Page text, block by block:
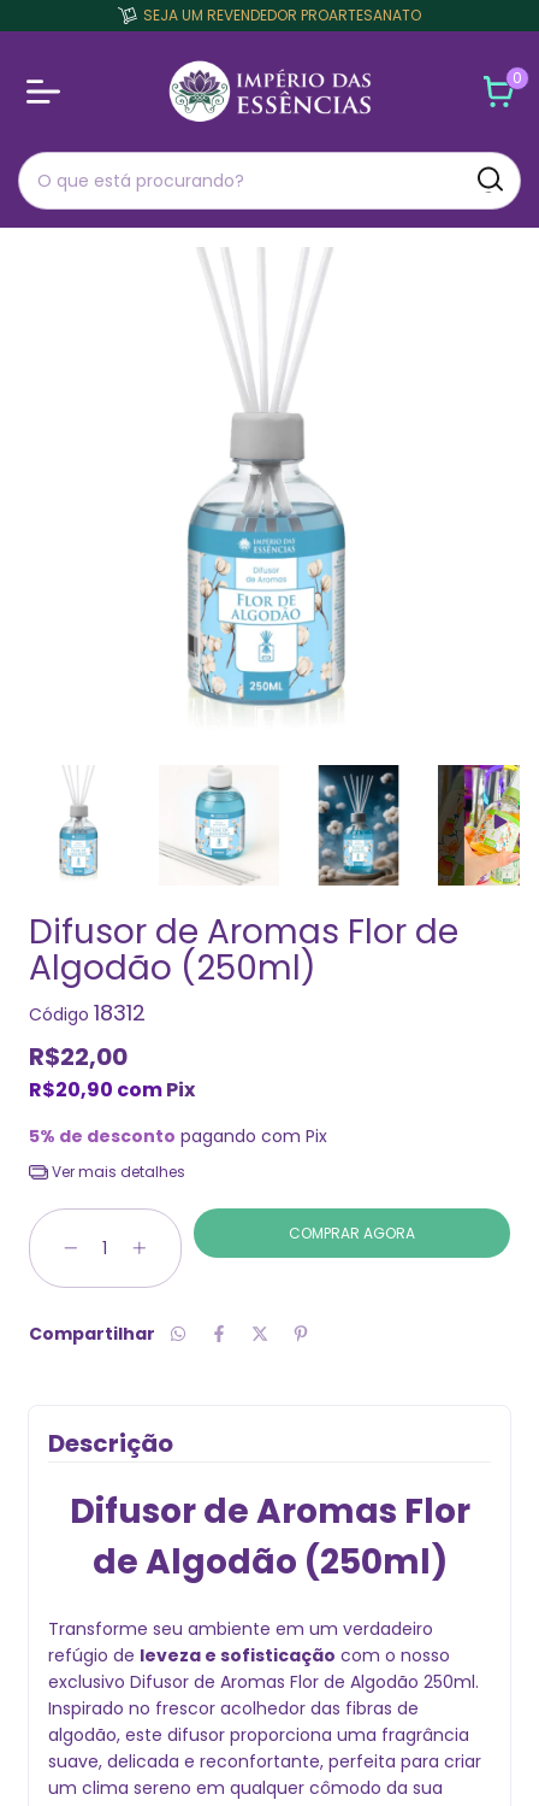
SEJA UM REVENDEDOR PROARTESANATO
0
Difusor de Aromas Flor de
Algodão (250ml)
Código 18312
R$22,00
R$20,90 comPix
5% de desconto pagando com Pix
Ver mais detalhes
Compartilhar
Descrição
Difusor de Aromas Flor
de Algodão (250ml)
Transforme seu ambiente em um verdadeiro
refúgio de leveza e sofisticação com o nosso
exclusivo Difusor de Aromas Flor de Algodão 250ml.
Inspirado no frescor acolhedor das fibras de
algodão, este difusor proporciona uma fragrância
suave, delicada e reconfortante, perfeita para criar
um clima sereno em qualquer cômodo da sua